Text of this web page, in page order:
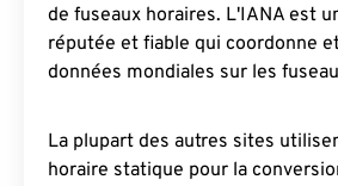
de fuseaux horaires. L'IANA est
réputée et fiable qui coordonne
données mondiales sur les
La plupart des autres sites
horaire statique pour la